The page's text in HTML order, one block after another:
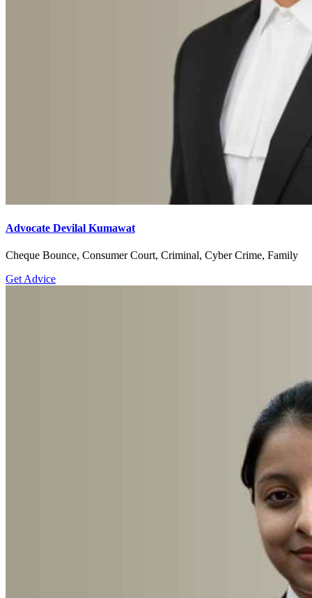
Advocate Devilal Kumawat
Cheque Bounce, Consumer Court, Criminal, Cyber Crime, Family
Get Advice